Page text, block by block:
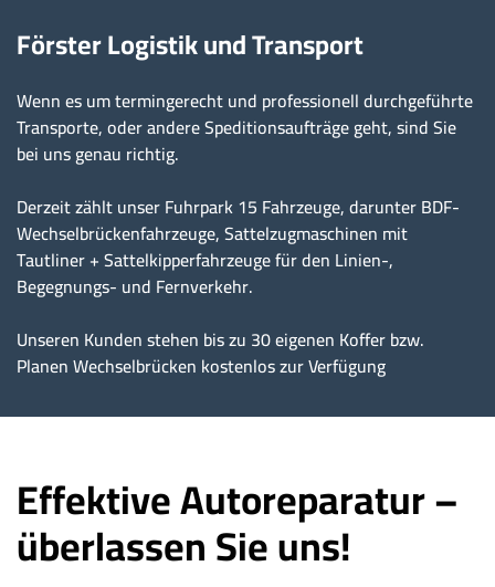
Förster Logistik und Transport
Wenn es um termingerecht und professionell durchgeführte
Transporte, oder andere Speditionsaufträge geht, sind Sie
bei uns genau richtig.
Derzeit zählt unser Fuhrpark 15 Fahrzeuge, darunter BDF-
Wechselbrückenfahrzeuge, Sattelzugmaschinen mit
Tautliner + Sattelkipperfahrzeuge für den Linien-,
Begegnungs- und Fernverkehr.
Unseren Kunden stehen bis zu 30 eigenen Koffer bzw.
Planen Wechselbrücken kostenlos zur Verfügung
Effektive Autoreparatur –
überlassen Sie uns!